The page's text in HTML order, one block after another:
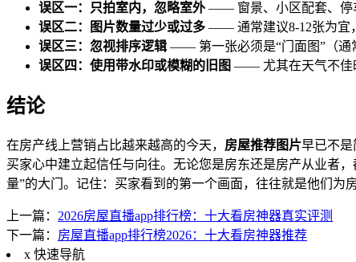
误区一：只拍室内，忽略室外 —— 窗景、小区配套、停
误区二：图片数量过少或过多 —— 通常建议8-12张为宜
误区三：忽视排序逻辑 —— 第一张必须是“门面图”（通
误区四：使用带水印或模糊的旧图 —— 尤其在天气不佳
结论
在房产线上营销占比越来越高的今天， 房屋推荐图片早已不是
买家心中建立起信任与向往。无论您是房东还是房产从业者
量”的大门。记住：买家看到的第一个画面，往往就是他们为
上一篇： 2026房屋直播app排行榜：十大看房神器真实评测
下一篇： 房屋直播app排行榜2026：十大看房神器推荐
x 快速导航